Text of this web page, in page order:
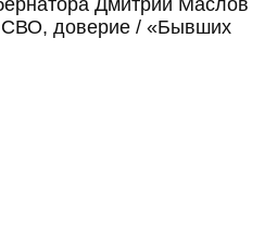
СВО, доверие / «Бывших